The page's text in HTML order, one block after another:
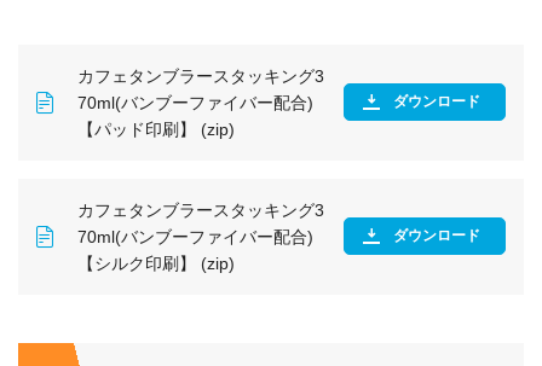
カフェタンブラースタッキング3
70ml(バンブーファイバー配合)
【パッド印刷】 (zip)
ダウンロード
カフェタンブラースタッキング3
70ml(バンブーファイバー配合)
【シルク印刷】 (zip)
ダウンロード